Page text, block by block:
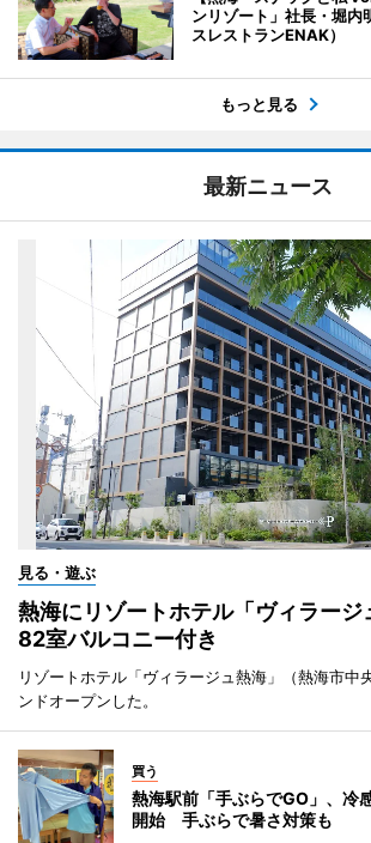
ンリゾート」社長・堀内
スレストランENAK）
もっと見る
最新ニュース
見る・遊ぶ
熱海にリゾートホテル「ヴィラー
82室バルコニー付き
リゾートホテル「ヴィラージュ熱海」（熱海市中
ンドオープンした。
買う
熱海駅前「手ぶらでGO」、冷
開始 手ぶらで暑さ対策も